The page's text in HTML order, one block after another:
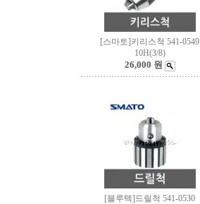
[스마토]키리스척 541-0549
10H(3/8)
26,000 원
[블루텍]드릴척 541-0530